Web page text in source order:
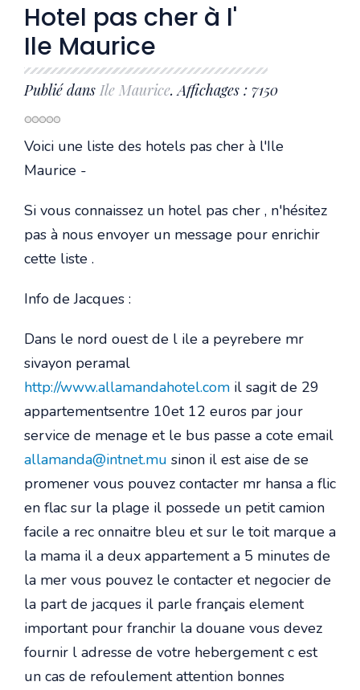
Hotel pas cher à l'
Ile Maurice
Publié dans Ile Maurice. Affichages : 7150
Voici une liste des hotels pas cher à l'Ile
Maurice -
Si vous connaissez un hotel pas cher , n'hésitez
pas à nous envoyer un message pour enrichir
cette liste .
Info de Jacques :
Dans le nord ouest de l ile a peyrebere mr
sivayon peramal
http://www.allamandahotel.com il sagit de 29
appartementsentre 10et 12 euros par jour
service de menage et le bus passe a cote email
allamanda@intnet.mu sinon il est aise de se
promener vous pouvez contacter mr hansa a flic
en flac sur la plage il possede un petit camion
facile a rec onnaitre bleu et sur le toit marque a
la mama il a deux appartement a 5 minutes de
la mer vous pouvez le contacter et negocier de
la part de jacques il parle français element
important pour franchir la douane vous devez
fournir l adresse de votre hebergement c est
un cas de refoulement attention bonnes